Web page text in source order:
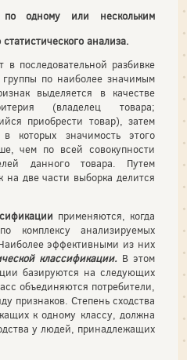
по одному или нескольким
анализа.
в последовательной разбивке
группы по наиболее значимым
выделяется в качестве
(владелец товара;
приобрести товар), затем
которых значимость этого
чем по всей совокупности
данного товара. Путем
на две части выборка делится
применяются, когда
комплексу анализируемых
эффективными из них
классификации. В этом
базируются на следующих
объединяются потребители,
признаков. Степень сходства
к одному классу, должна
у людей, принадлежащих